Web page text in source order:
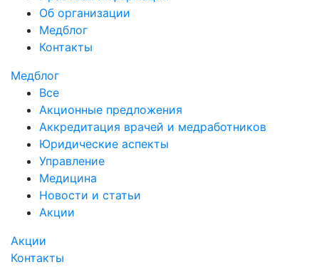
Об организации
Медблог
Контакты
Медблог
Все
Акционные предложения
Аккредитация врачей и медработников
Юридические аспекты
Управление
Медицина
Новости и статьи
Акции
Акции
Контакты